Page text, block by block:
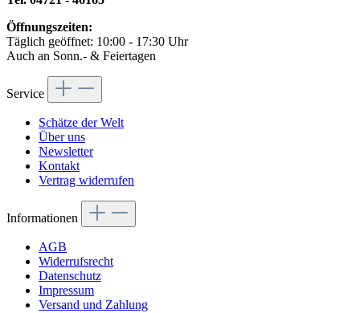
Öffnungszeiten:
Täglich geöffnet: 10:00 - 17:30 Uhr
Auch an Sonn.- & Feiertagen
Service
Schätze der Welt
Über uns
Newsletter
Kontakt
Vertrag widerrufen
Informationen
AGB
Widerrufsrecht
Datenschutz
Impressum
Versand und Zahlung